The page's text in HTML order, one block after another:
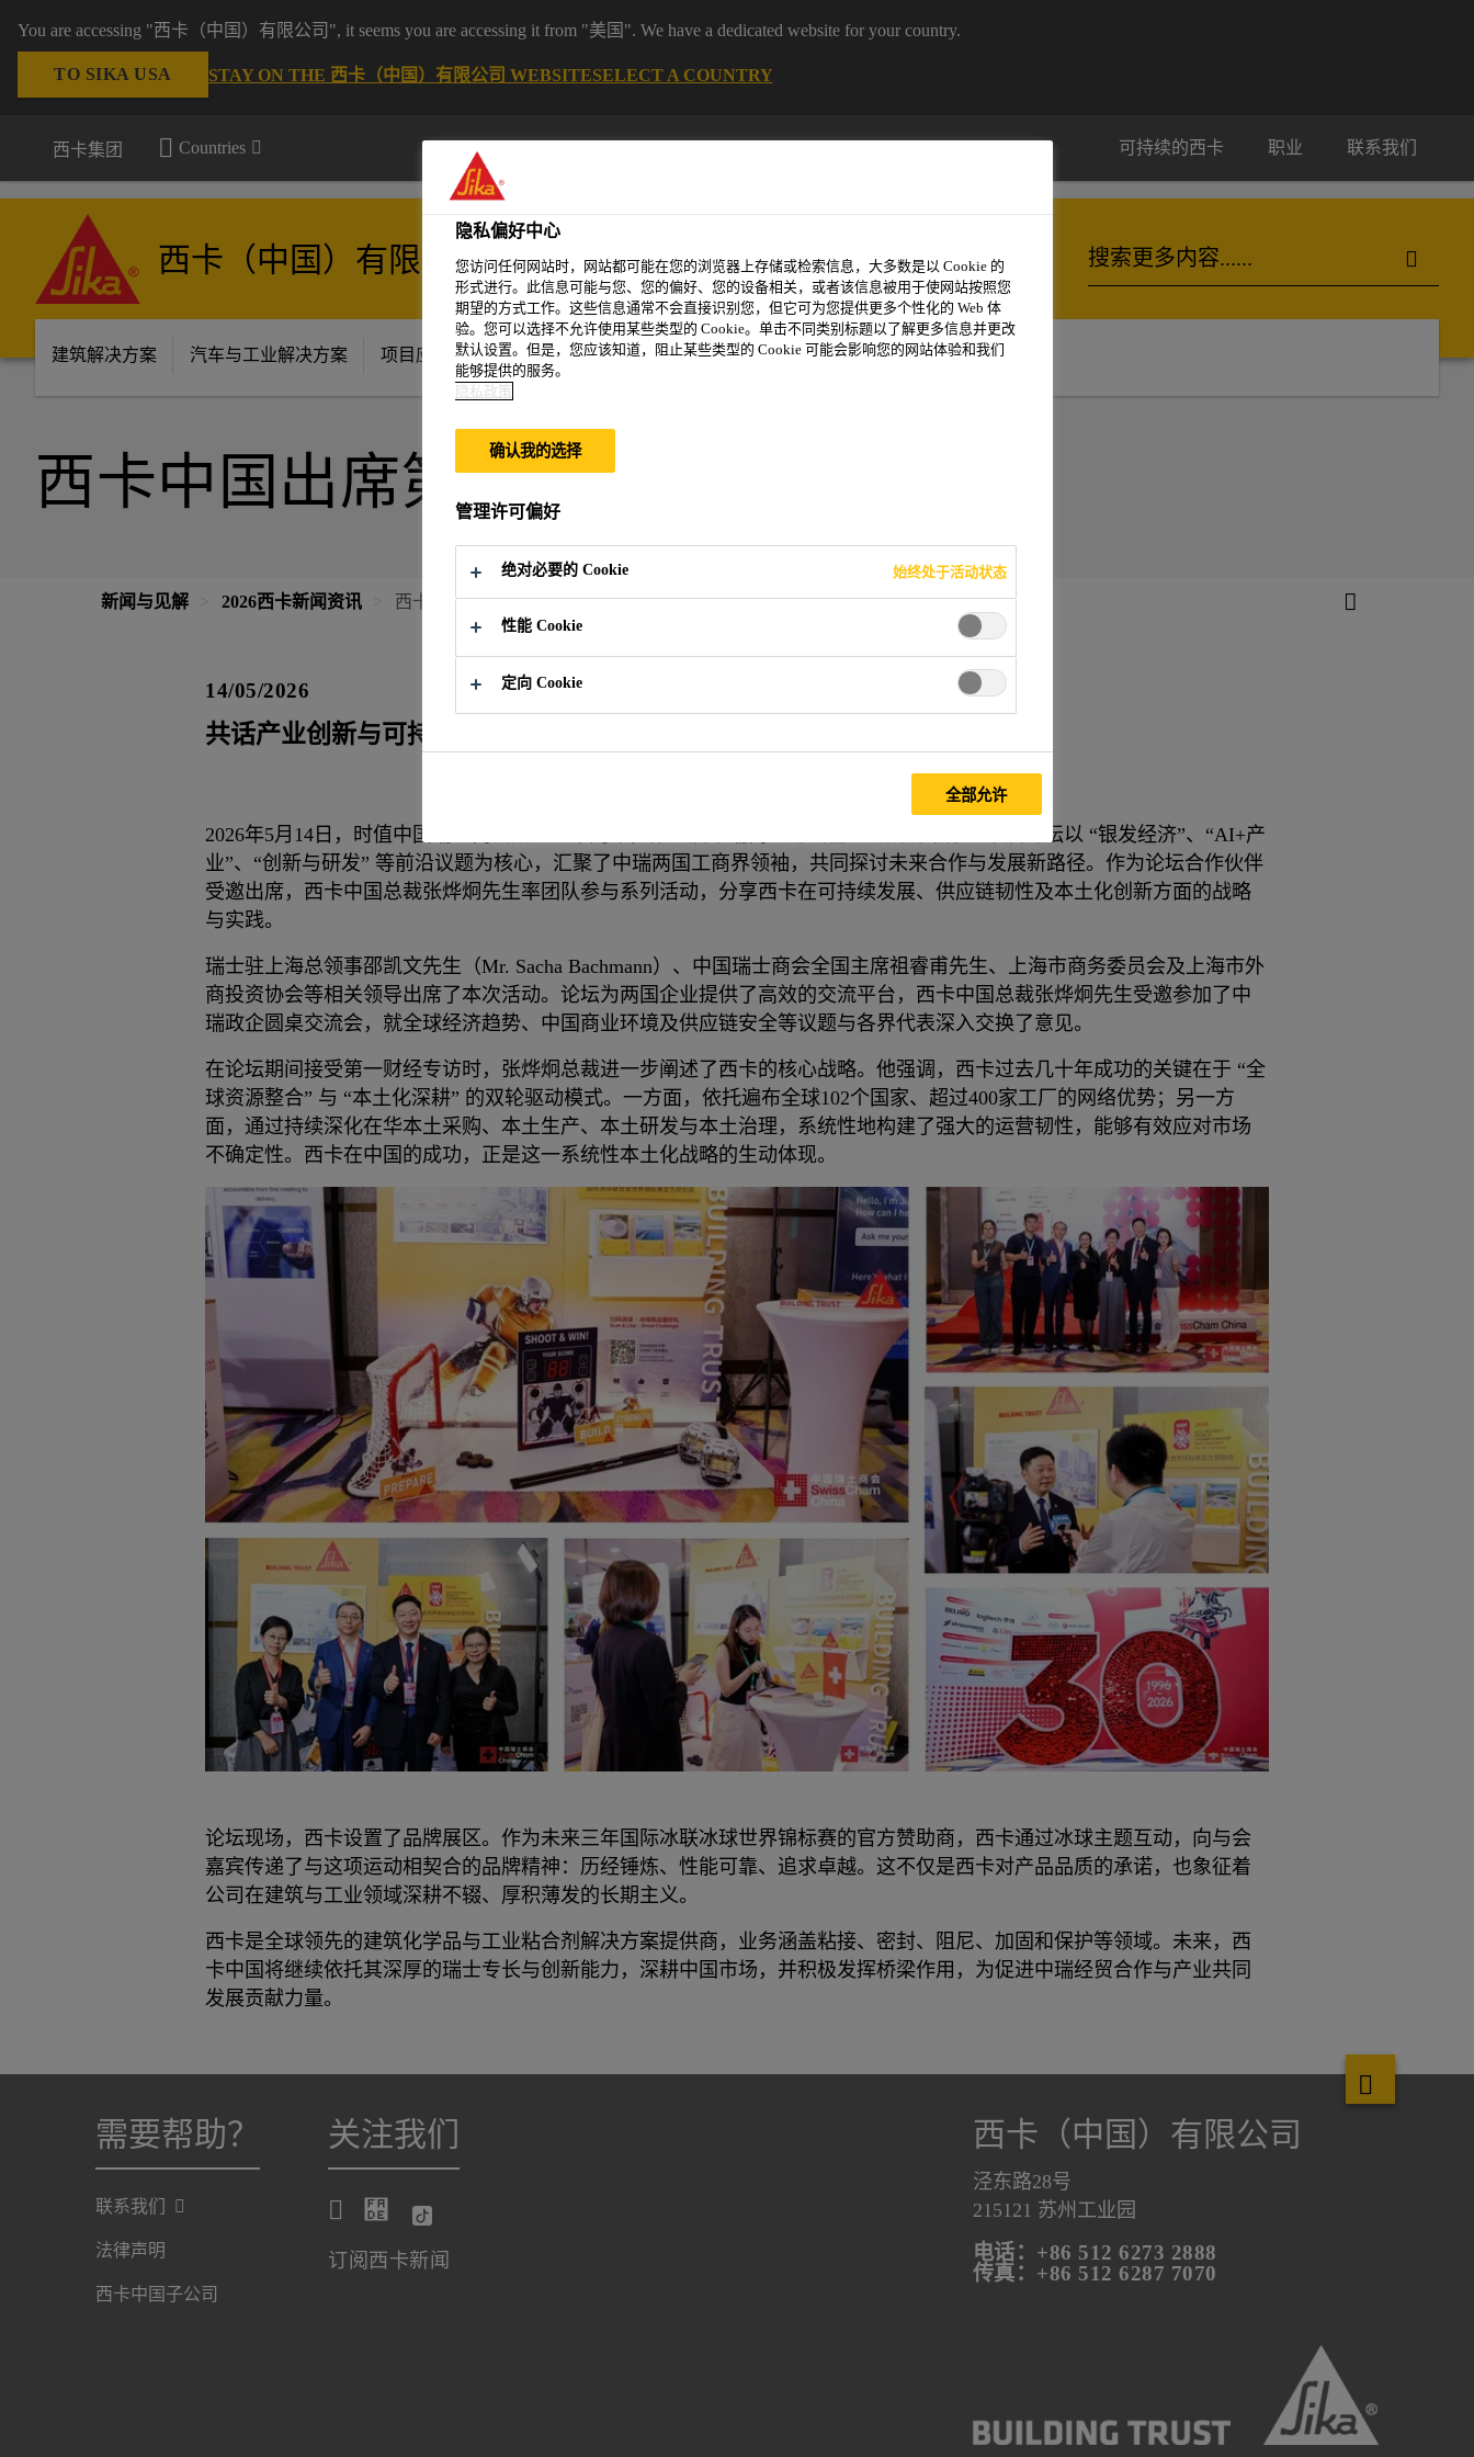
You are accessing "西卡（中国）有限公司", it seems you are accessing it from "美国". We have a dedicated website for your country.
TO SIKA USA STAY ON THE 西卡（中国）有限公司 WEBSITESELECT A COUNTRY
西卡集团 Countries 可持续的西卡 职业 联系我们
西卡（中国）有限公司
建筑解决方案 汽车与工业解决方案 项目应用场景 精选案例 新闻资讯 可持续发展 关于我们
西卡中国出席第二届中瑞商业论坛
新闻与见解 2026西卡新闻资讯 西卡中国出席第二届中瑞商业论坛
14/05/2026
共话产业创新与可持续发展
2026年5月14日，时值中国瑞士商会成立三十周年，第二届中瑞商业论坛在上海成功举办。本届论坛以 “银发经济”、“AI+产
业”、“创新与研发” 等前沿议题为核心，汇聚了中瑞两国工商界领袖，共同探讨未来合作与发展新路径。作为论坛合作伙伴
受邀出席，西卡中国总裁张烨炯先生率团队参与系列活动，分享西卡在可持续发展、供应链韧性及本土化创新方面的战略
与实践。
瑞士驻上海总领事邵凯文先生（Mr. Sacha Bachmann）、中国瑞士商会全国主席祖睿甫先生、上海市商务委员会及上海市外
商投资协会等相关领导出席了本次活动。论坛为两国企业提供了高效的交流平台，西卡中国总裁张烨炯先生受邀参加了中
瑞政企圆桌交流会，就全球经济趋势、中国商业环境及供应链安全等议题与各界代表深入交换了意见。
在论坛期间接受第一财经专访时，张烨炯总裁进一步阐述了西卡的核心战略。他强调，西卡过去几十年成功的关键在于 “全
球资源整合” 与 “本土化深耕” 的双轮驱动模式。一方面，依托遍布全球102个国家、超过400家工厂的网络优势；另一方
面，通过持续深化在华本土采购、本土生产、本土研发与本土治理，系统性地构建了强大的运营韧性，能够有效应对市场
不确定性。西卡在中国的成功，正是这一系统性本土化战略的生动体现。
论坛现场，西卡设置了品牌展区。作为未来三年国际冰联冰球世界锦标赛的官方赞助商，西卡通过冰球主题互动，向与会
嘉宾传递了与这项运动相契合的品牌精神：历经锤炼、性能可靠、追求卓越。这不仅是西卡对产品品质的承诺，也象征着
公司在建筑与工业领域深耕不辍、厚积薄发的长期主义。
西卡是全球领先的建筑化学品与工业粘合剂解决方案提供商，业务涵盖粘接、密封、阻尼、加固和保护等领域。未来，西
卡中国将继续依托其深厚的瑞士专长与创新能力，深耕中国市场，并积极发挥桥梁作用，为促进中瑞经贸合作与产业共同
发展贡献力量。
需要帮助？
联系我们
法律声明
西卡中国子公司
关注我们
订阅西卡新闻
西卡（中国）有限公司
泾东路28号
215121 苏州工业园
电话：+86 512 6273 2888
传真：+86 512 6287 7070
隐私偏好中心
您访问任何网站时，网站都可能在您的浏览器上存储或检索信息，大多数是以 Cookie 的
形式进行。此信息可能与您、您的偏好、您的设备相关，或者该信息被用于使网站按照您
期望的方式工作。这些信息通常不会直接识别您，但它可为您提供更多个性化的 Web 体
验。您可以选择不允许使用某些类型的 Cookie。单击不同类别标题以了解更多信息并更改
默认设置。但是，您应该知道，阻止某些类型的 Cookie 可能会影响您的网站体验和我们
能够提供的服务。
隐私政策
确认我的选择
管理许可偏好
绝对必要的 Cookie 始终处于活动状态
性能 Cookie
定向 Cookie
全部允许